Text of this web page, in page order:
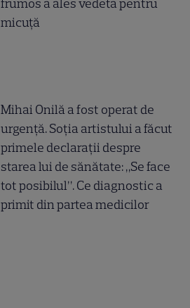
frumos a ales vedeta pentru
micuță
Mihai Onilă a fost operat de
urgență. Soția artistului a făcut
primele declarații despre
starea lui de sănătate: „Se face
tot posibilul”. Ce diagnostic a
primit din partea medicilor